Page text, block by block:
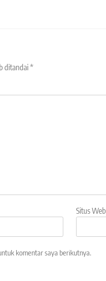
ditandai*
Situs Web
komentar saya berikutnya.